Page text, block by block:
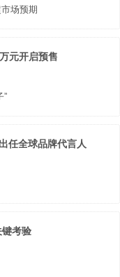
场预期
元开启预售
”
任全球品牌代言人
考验